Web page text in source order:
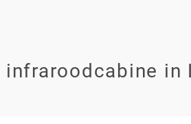
infraroodcabine in